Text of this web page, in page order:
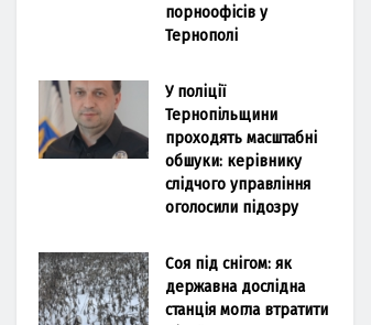
порноофісів у
Тернополі
У поліції
Тернопільщини
проходять масштабні
обшуки: керівнику
слідчого управління
оголосили підозру
Соя під снігом: як
державна дослідна
станція могла втратити